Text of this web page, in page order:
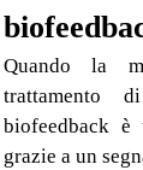
Quando la
trattamento
biofeedback
grazie a un